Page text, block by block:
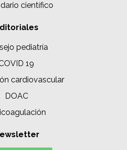
científico
pediatría
19
cardiovascular
DOAC